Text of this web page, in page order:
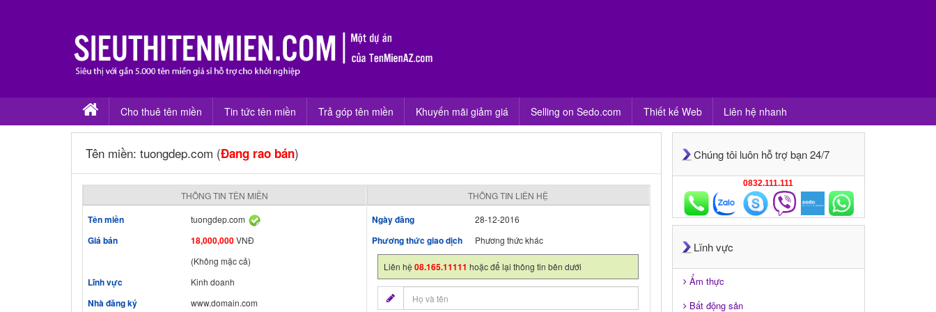
Cho thuê tên miền Tin tức tên miền Trả góp tên miền Khuyến mãi giảm giá Selling on Sedo.com Thiết kế Web Liên hệ nhanh
Tên miền: tuongdep.com (Đang rao bán)
THÔNG TIN TÊN MIỀN
Tên miền tuongdep.com
Giá bán 18,000,000VNĐ
(Không mặc cả)
Lĩnh vực Kinh doanh
Nhà đăng ký www.domain.com
THÔNG TIN LIÊN HỆ
Ngày đăng 28-12-2016
Phương thức giao dịch Phương thức khác
Liên hệ 08.165.11111 hoặc để lại thông tin bên dưới
Chúng tôi luôn hỗ trợ bạn 24/7
0832.111.111
Lĩnh vực
Ẩm thực
Bất động sản